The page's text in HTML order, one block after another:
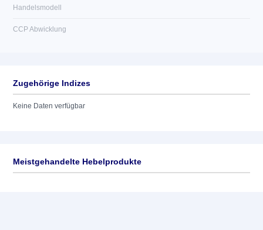
Handelsmodell
CCP Abwicklung
Zugehörige Indizes
Keine Daten verfügbar
Meistgehandelte Hebelprodukte